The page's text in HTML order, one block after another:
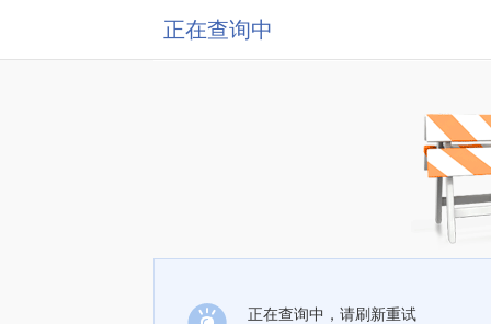
正在查询中
正在查询中，请刷新重试